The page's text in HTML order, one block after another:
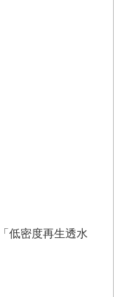
低密度再生透水